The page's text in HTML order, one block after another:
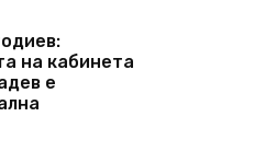
на кабинета
е